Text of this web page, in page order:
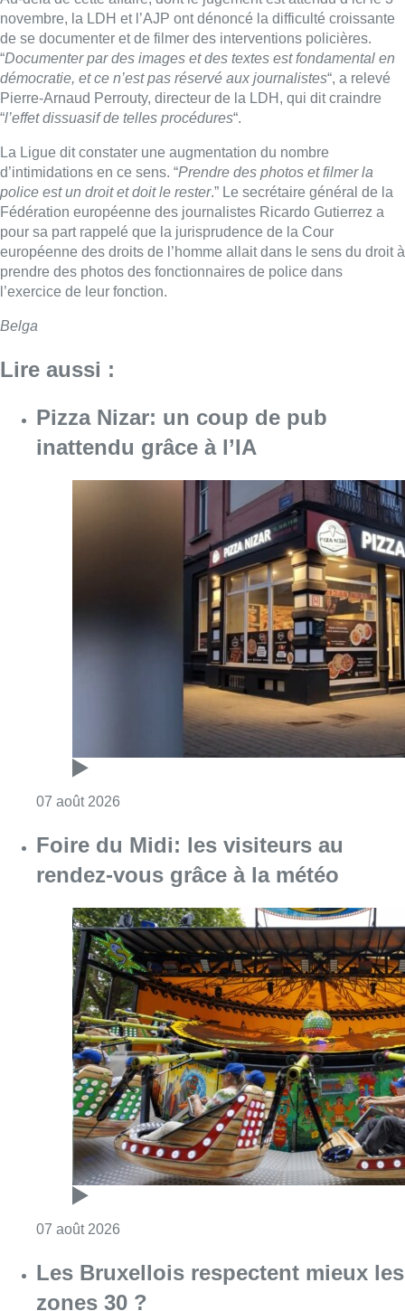
européenne
des droits de l’homme allait dans le sens du droit à
prendre
des des fonctionnaires
police dans
l’exercice
leur fonction.
Belga
Lire aussi :
Pizza Nizar: un coup de pub
inattendu grâce à l’IA
Consulter l'article "Pizza Nizar: un coup de
Foire du Midi: les visiteurs au
rendez-vous grâce à la météo
07 août 2026 Consulter l'article "Foire du Midi: les
Les Bruxellois respectent mieux les
zones 30 ?